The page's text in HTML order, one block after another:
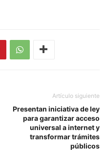
Artículo siguiente
Presentan iniciativa de ley
para garantizar acceso
universal a internet y
transformar trámites
públicos